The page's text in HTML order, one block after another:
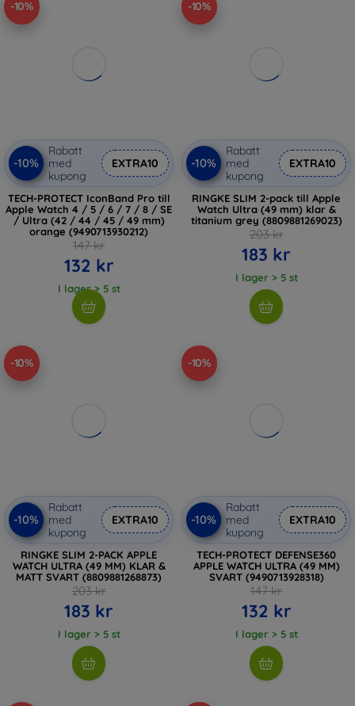
-10%
-10%
Rabatt
med
kupong
EXTRA10
TECH-PROTECT IconBand Pro till
Apple Watch 4 / 5 / 6 / 7 / 8 / SE
/ Ultra (42 / 44 / 45 / 49 mm)
orange (9490713930212)
147 kr
132 kr
I lager > 5 st
-10%
-10%
Rabatt
med
kupong
EXTRA10
RINGKE SLIM 2-pack till Apple
Watch Ultra (49 mm) klar &
titanium grey (8809881269023)
203 kr
183 kr
I lager > 5 st
-10%
-10%
Rabatt
med
kupong
EXTRA10
RINGKE SLIM 2-PACK APPLE
WATCH ULTRA (49 MM) KLAR &
MATT SVART (8809881268873)
203 kr
183 kr
I lager > 5 st
-10%
-10%
Rabatt
med
kupong
EXTRA10
TECH-PROTECT DEFENSE360
APPLE WATCH ULTRA (49 MM)
SVART (9490713928318)
147 kr
132 kr
I lager > 5 st